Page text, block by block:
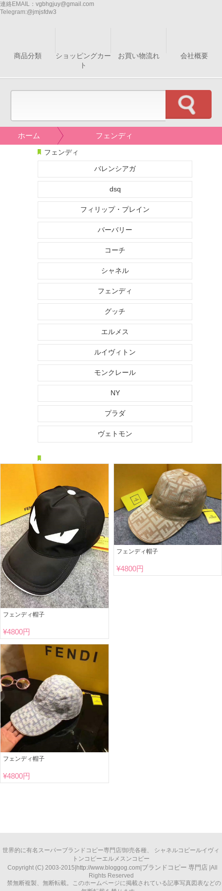
連絡EMAIL： vgbhgjuy@gmail.com
Telegram:@jmjsfdw3
商品分類
ショッピングカー
ト
お買い物流れ 会社概要
ホーム フェンディ
フェンディ
バレンシアガ
dsq
フィリップ・プレイン
バーバリー
コーチ
シャネル
フェンディ
グッチ
エルメス
ルイヴィトン
モンクレール
NY
プラダ
ヴェトモン
フェンディ帽子
¥4800円
フェンディ帽子
¥4800円
フェンディ帽子
¥4800円
世界的に有名 スーパーブランドコピー専門店!卸売各種、 シャネルコピールイヴィ
トンコピーエルメスンコピー
Copyright (C) 2003-2015| http://www.bloggog.com ブランドコピー 専門店 |All
Rights Reserved
禁無断複製、無断転載。このホームページに掲載されている記事写真図表などの